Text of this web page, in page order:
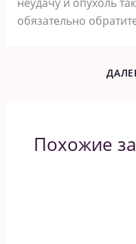
обязательно
Похожие